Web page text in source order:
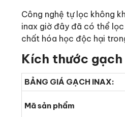
Công nghệ tự lọc không
inax giờ đây đã có thể lọc
chất hóa học độc hại
Kích thước
BẢNG GIÁ GẠCH INAX:
Mã sản phẩm